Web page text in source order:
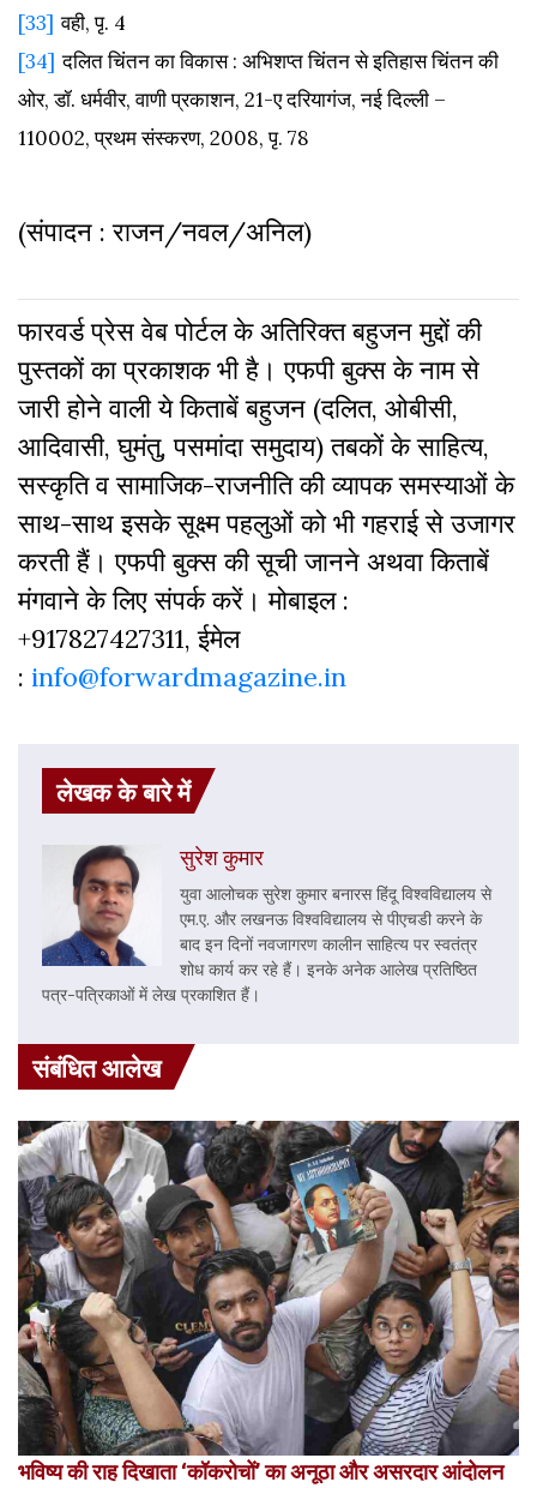
[33] वही,पृ. 4
[34] दलित चिंतन का विकास : अभिशप्त चिंतन से इतिहास चिंतन की
ओर, डॉ. धर्मवीर, वाणी प्रकाशन, 21-ए दरियागंज, नई दिल्ली –
110002, प्रथम संस्करण, 2008, पृ. 78
(संपादन : राजन/नवल/अनिल)
फारवर्ड प्रेस वेब पोर्टल के अतिरिक्‍त बहुजन मुद्दों की
पुस्‍तकों का प्रकाशक भी है। एफपी बुक्‍स के नाम से
जारी होने वाली ये किताबें बहुजन (दलित, ओबीसी,
आदिवासी, घुमंतु, पसमांदा समुदाय) तबकों के साहित्‍य,
सस्‍क‍ृति व सामाजिक-राजनीति की व्‍यापक समस्‍याओं के
साथ-साथ इसके सूक्ष्म पहलुओं को भी गहराई से उजागर
करती हैं। एफपी बुक्‍स की सूची जानने अथवा किताबें
मंगवाने के लिए संपर्क करें। मोबाइल :
+917827427311, ईमेल
: info@forwardmagazine.in
लेखक के बारे में
सुरेश कुमार
युवा आलोचक सुरेश कुमार बनारस हिंदू विश्वविद्यालय से
एम.ए. और लखनऊ विश्वविद्यालय से पीएचडी करने के
बाद इन दिनों नवजागरण कालीन साहित्य पर स्वतंत्र
शोध कार्य कर रहे हैं। इनके अनेक आलेख प्रतिष्ठित
पत्र-पत्रिकाओं में लेख प्रकाशित हैं।
संबंधित आलेख
भविष्य की राह दिखाता ‘कॉकरोचों’ का अनूठा और असरदार आंदोलन